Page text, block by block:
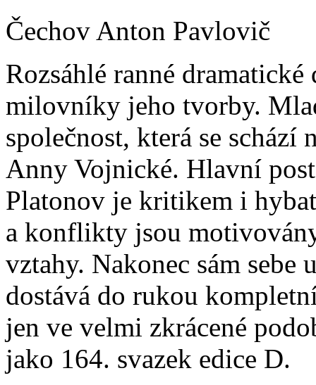
Čechov Anton Pavlovič
Rozsáhlé ranné
milovníky jeho tvorby.
společnost, která se
Anny Vojnické. Hlavní
Platonov je kritikem i
a konflikty jsou
vztahy. Nakonec sám sebe
dostává do rukou
jen ve velmi zkrácené
jako 164. svazek edice D.